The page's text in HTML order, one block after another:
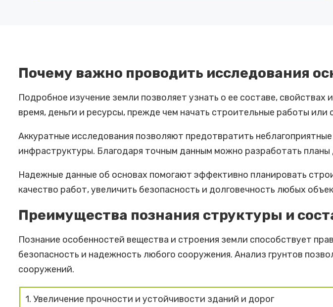
Почему важно проводить исследования
Подробное изучение земли позволяет узнать о ее составе,
время, деньги и ресурсы, прежде чем начать строительные работы
Аккуратные исследования позволяют предотвратить
инфраструктуры. Благодаря точным данным можно разработать
Надежные данные об основах помогают эффективно планировать
качество работ, увеличить безопасность и долговечность любых
Преимущества познания структуры и
Познание особенностей вещества и строения земли способствует
безопасность и надежность любого сооружения. Анализ грунтов
сооружений.
1. Увеличение прочности и устойчивости зданий и дорог